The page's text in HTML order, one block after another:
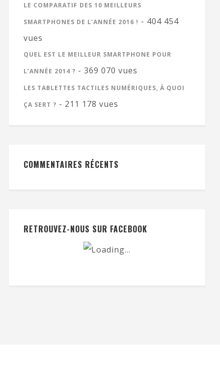
LE COMPARATIF DES 10 MEILLEURS
SMARTPHONES DE L’ANNÉE 2016 ! - 404 454
vues
QUEL EST LE MEILLEUR SMARTPHONE POUR
L’ANNÉE 2014 ? - 369 070 vues
LES TABLETTES TACTILES NUMÉRIQUES, À QUOI
ÇA SERT ? - 211 178 vues
COMMENTAIRES RÉCENTS
RETROUVEZ-NOUS SUR FACEBOOK